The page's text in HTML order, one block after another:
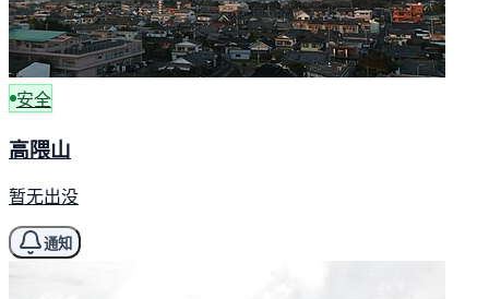
安全
高隈山
暂无出没
通知